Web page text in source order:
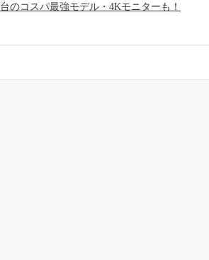
のコスパ最強モデル・4Kモニターも！